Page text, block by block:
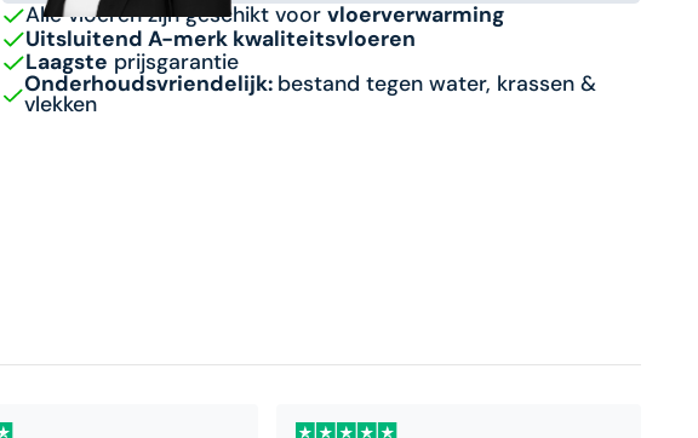
Alle vloeren zijn geschikt voor vloerverwarming
Uitsluitend A-merk kwaliteitsvloeren
Laagste prijsgarantie
Onderhoudsvriendelijk: bestand tegen water, krassen &
vlekken